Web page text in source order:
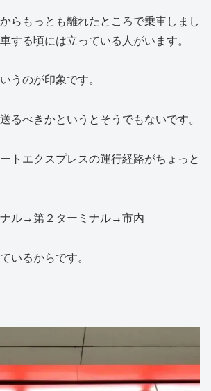
らもっとも離れたところで乗車しまし
する頃には立っている人がいます。
うのが印象です。
るべきかというとそうでもないです。
トエクスプレスの運行経路がちょっと
ル→第２ターミナル→市内
いるからです。